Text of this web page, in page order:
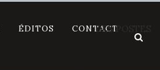
DES POSTES
ÉDITOS CONTACT